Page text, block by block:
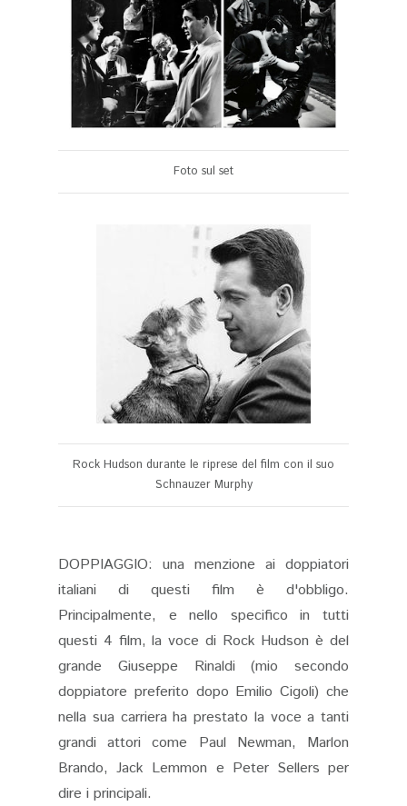
Foto sul set
Rock Hudson durante le riprese del film con il suo
Schnauzer Murphy
DOPPIAGGIO: una menzione ai doppiatori
italiani di questi film è d'obbligo.
Principalmente, e nello specifico in tutti
questi 4 film, la voce di Rock Hudson è del
grande Giuseppe Rinaldi (mio secondo
doppiatore preferito dopo Emilio Cigoli) che
nella sua carriera ha prestato la voce a tanti
grandi attori come Paul Newman, Marlon
Brando, Jack Lemmon e Peter Sellers per
dire i principali.